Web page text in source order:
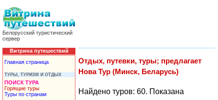
Белорусский туристический
сервер
Витрина путешествий
Главная страница
ТУРЫ, ТУРИЗМ И ОТДЫХ
ПОИСК ТУРА
Горящие туры
Туры по странам
Отдых, путевки, туры; предлагает
Нова Тур (Минск, Беларусь)
Найдено туров: 60. Показана